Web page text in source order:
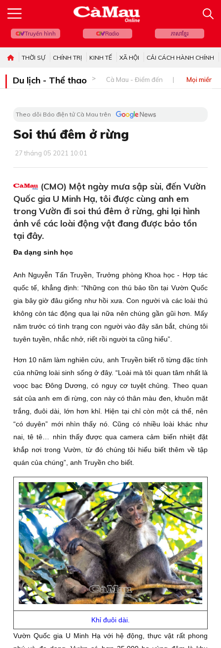
Truyền hình Radio ភាសាខ្មែរ
THỜI SỰ CHÍNH TRỊ KINH TẾ XÃ HỘI CẢI CÁCH HÀNH CHÍNH
Du lịch - Thể thao Cà Mau - Điểm đến Mọi miền
Theo dõi Báo điện tử Cà Mau trên
Soi thú đêm ở rừng
27 tháng 05 2021 10:01
(CMO) Một ngày mưa sập sùi, đến Vườn
Quốc gia U Minh Hạ, tôi được cùng anh em
trong Vườn đi soi thú đêm ở rừng, ghi lại hình
ảnh về các loài động vật đang được bảo tồn
tại đây.
Ða dạng sinh học
Anh Nguyễn Tấn Truyền, Trưởng phòng Khoa học - Hợp tác
quốc tế, khẳng định: “Những con thú bảo tồn tại Vườn Quốc
gia bây giờ đâu giống như hồi xưa. Con người và các loài thú
không còn tác động qua lại nữa nên chúng gần gũi hơn. Mấy
năm trước có tình trạng con người vào đây săn bắt, chúng tôi
tuyên tuyền, nhắc nhở, riết rồi người ta cũng hiểu”.
Hơn 10 năm làm nghiên cứu, anh Truyền biết rõ từng đặc tính
của những loài sinh sống ở đây. “Loài mà tôi quan tâm nhất là
voọc bạc Ðông Dương, có nguy cơ tuyệt chủng. Theo quan
sát của anh em đi rừng, con này có thân màu đen, khuôn mặt
trắng, đuôi dài, lớn hơn khỉ. Hiện tại chỉ còn một cá thể, nên
“có duyên” mới nhìn thấy nó. Cũng có nhiều loài khác như
nai, tê tê… nhìn thấy được qua camera cảm biến nhiệt đặt
khắp nơi trong Vườn, từ đó chúng tôi hiểu biết thêm về tập
quán của chúng”, anh Truyền cho biết.
Khỉ đuôi dài.
Vườn Quốc gia U Minh Hạ với hệ động, thực vật rất phong